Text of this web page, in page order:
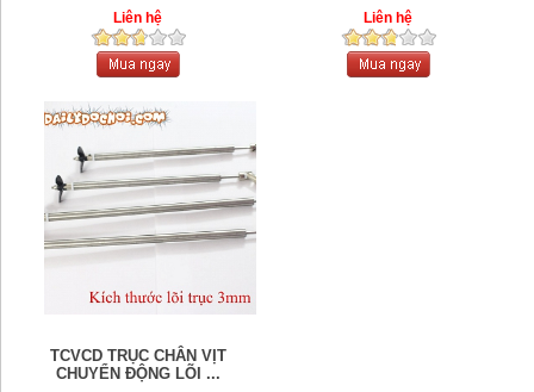
Liên hệ Liên hệ
TCVCD TRỤC CHÂN VỊT
CHUYỂN ĐỘNG LÕI ...